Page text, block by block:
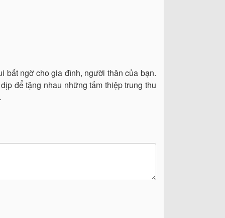
bất ngờ cho gia đình, người thân của bạn.
để tặng nhau những tấm thiệp trung thu